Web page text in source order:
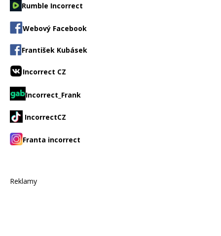
Rumble Incorrect
Webový Facebook
František Kubásek
Incorrect CZ
Incorrect_Frank
IncorrectCZ
Franta incorrect
Reklamy